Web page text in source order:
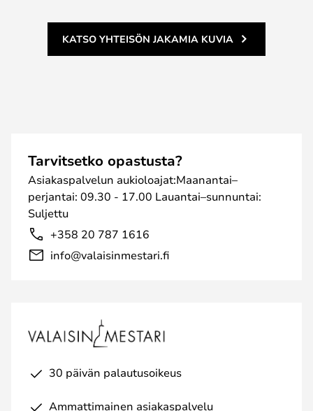
KATSO YHTEISÖN JAKAMIA KUVIA
Tarvitsetko opastusta?
Asiakaspalvelun aukioloajat:Maanantai–
perjantai: 09.30 - 17.00 Lauantai–sunnuntai:
Suljettu
+358 20 787 1616
info@valaisinmestari.fi
30 päivän palautusoikeus
Ammattimainen asiakaspalvelu